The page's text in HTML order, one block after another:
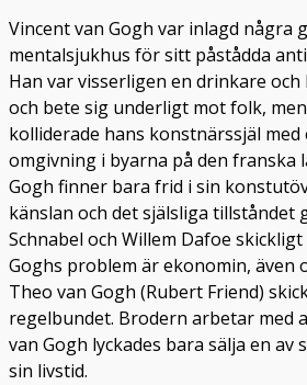
Vincent van Gogh var inlagd några
mentalsjukhus för sitt påstådda
Han var visserligen en drinkare
och bete sig underligt mot folk,
kolliderade hans konstnärssjäl
omgivning i byarna på den franska
Gogh finner bara frid i sin
känslan och det själsliga tillståndet
Schnabel och Willem Dafoe
Goghs problem är ekonomin, även
Theo van Gogh (Rubert Friend)
regelbundet. Brodern arbetar med
van Gogh lyckades bara sälja en av
sin livstid.